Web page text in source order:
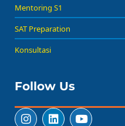
Mentoring S1
SAT Preparation
Konsultasi
Follow Us